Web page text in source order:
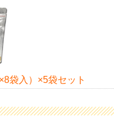
袋入）×5袋セット